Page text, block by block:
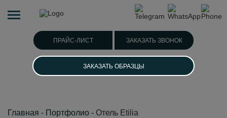
ПРАЙС-ЛИСТ ЗАКАЗАТЬ ЗВОНОК
ЗАКАЗАТЬ ОБРАЗЦЫ
Главная - Портфолио - Отель Etilia